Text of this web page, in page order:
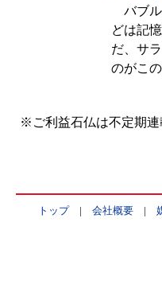
バブル
どは記
だ、サ
のがこ
※ご利益石仏は不定期連
トップ| 会社概要|